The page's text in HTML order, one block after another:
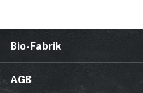
Bio-Fabrik
News
AGB